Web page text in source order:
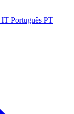
IT Português PT